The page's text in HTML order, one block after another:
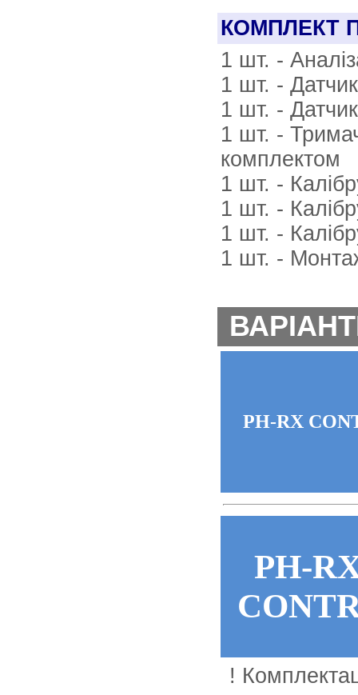
КОМПЛЕКТ
1 шт. -
1 шт. -
1 шт. -
1 шт. -
комплектом
1 шт. -
1 шт. -
1 шт. -
1 шт. -
PH-RX
PH-
!